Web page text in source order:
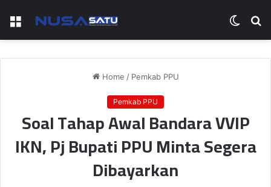
Menu
Switch
skin
Home / Pemkab PPU
Pemkab PPU
Soal Tahap Awal Bandara VVIP
IKN, Pj Bupati PPU Minta Segera
Dibayarkan